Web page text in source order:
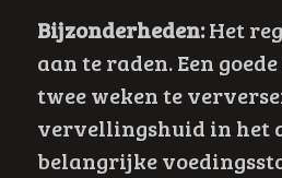
Bijzonderheden:Het
aan te raden. Een
twee weken te
vervellingshuid in het
belangrijke